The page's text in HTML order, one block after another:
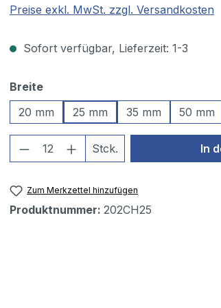
Preise exkl. MwSt. zzgl. Versandkosten
Sofort verfügbar, Lieferzeit: 1-3
Breiteauswählen
20 mm
25 mm 35 mm 50 mm
Produkt Anzahl: Gib den
Stck. In
Zum Merkzettel hinzufügen
Produktnummer: 202CH25